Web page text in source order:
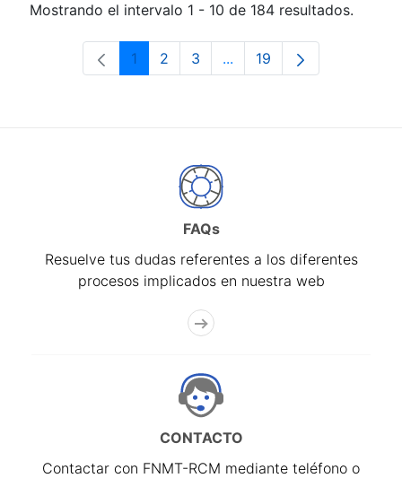
Mostrando el intervalo 1 - 10 de 184 resultados.
Página
1 Página
2 Página
3 ...Páginas intermedias Use
Página
19
FAQs
Resuelve tus dudas referentes a los diferentes
procesos implicados en nuestra web
CONTACTO
Contactar con FNMT-RCM mediante teléfono o